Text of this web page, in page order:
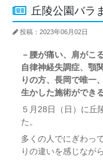
丘陵公園バラ
投稿：2023年06月02日
－腰が痛い、肩がこ
自律神経失調症、顎
りの方、長岡で唯一
生かした施術ができ
５月28日（日）に丘
た。
多くの人でにぎわっ
りの違いを感じなが